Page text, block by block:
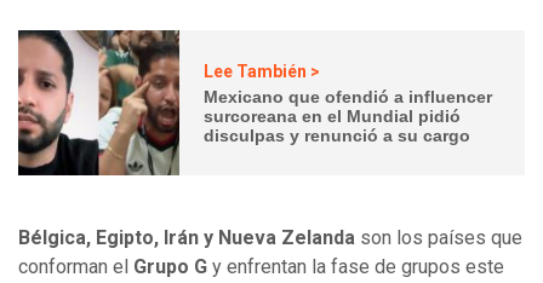
Lee También >
Mexicano que ofendió a influencer
surcoreana en el Mundial pidió
disculpas y renunció a su cargo
Bélgica, Egipto, Irán y Nueva Zelanda son los países que
conforman el Grupo G y enfrentan la fase de grupos este